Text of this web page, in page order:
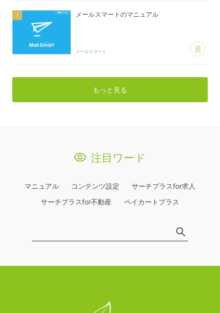
メールスマートのマニュアル
メールスマート
もっと見る
注目ワード
マニュアル コンテンツ設定
サーチプラスfor求人
サーチプラスfor不動産
ペイカートプラス